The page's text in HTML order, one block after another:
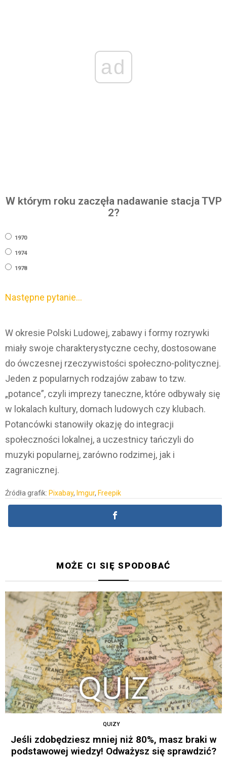
ad
W którym roku zaczęła nadawanie stacja TVP
2?
1970
1974
1978
Następne pytanie…
W okresie Polski Ludowej, zabawy i formy rozrywki
miały swoje charakterystyczne cechy, dostosowane
do ówczesnej rzeczywistości społeczno-politycznej.
Jeden z popularnych rodzajów zabaw to tzw.
„potance”, czyli imprezy taneczne, które odbywały się
w lokalach kultury, domach ludowych czy klubach.
Potancówki stanowiły okazję do integracji
społeczności lokalnej, a uczestnicy tańczyli do
muzyki popularnej, zarówno rodzimej, jak i
zagranicznej.
Źródła grafik: Pixabay, Imgur, Freepik
MOŻE CI SIĘ SPODOBAĆ
QUIZY
Jeśli zdobędziesz mniej niż 80%, masz braki w
podstawowej wiedzy! Odważysz się sprawdzić?